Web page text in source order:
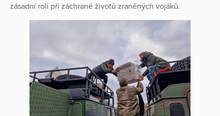
zásadní roli při záchraně životů zraněných vojáků.